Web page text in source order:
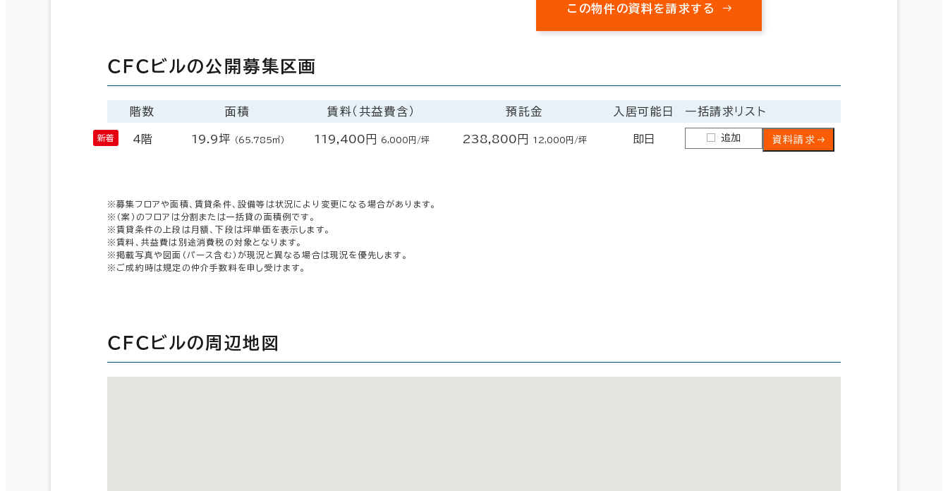
この物件の資料を請求する
ＣＦＣビルの公開募集区画
階数 面積 賃料（共益費含） 預託金 入居可能日 一括請求リスト
4階 19.9坪 （65.785㎡） 119,400円 6,000円/坪 238,800円 12,000円/坪 即日 追加 資料請求
※募集フロアや面積、賃貸条件、設備等は状況により変更になる場合があります。
※（案）のフロアは分割または一括貸の面積例です。
※賃貸条件の上段は月額、下段は坪単価を表示します。
※賃料、共益費は別途消費税の対象となります。
※掲載写真や図面（パース含む）が現況と異なる場合は現況を優先します。
※ご成約時は規定の仲介手数料を申し受けます。
ＣＦＣビルの周辺地図